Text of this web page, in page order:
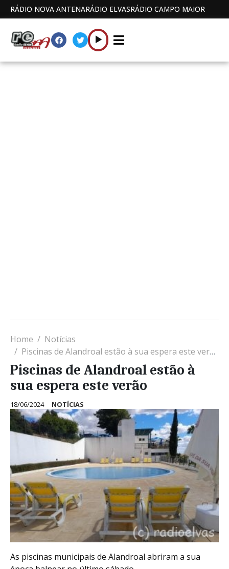
RÁDIO NOVA ANTENARÁDIO ELVASRÁDIO CAMPO MAIOR
Home
Notícias
Piscinas de Alandroal estão à sua espera este verão
Piscinas de Alandroal estão à
sua espera este verão
18/06/2024 NOTÍCIAS
As piscinas municipais de Alandroal abriram a sua